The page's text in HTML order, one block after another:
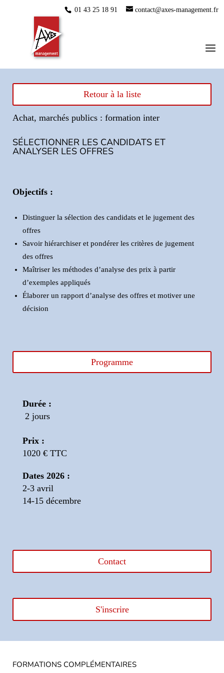
01 43 25 18 91 contact@axes-management.fr
Retour à la liste
Achat, marchés publics : formation inter
SÉLECTIONNER LES CANDIDATS ET
ANALYSER LES OFFRES
Objectifs :
Distinguer la sélection des candidats et le jugement des
offres
Savoir hiérarchiser et pondérer les critères de jugement
des offres
Maîtriser les méthodes d’analyse des prix à partir
d’exemples appliqués
Élaborer un rapport d’analyse des offres et motiver une
décision
Programme
Durée :
2 jours
Prix :
1020 € TTC
Dates 2026 :
2-3 avril
14-15 décembre
Contact
S'inscrire
FORMATIONS COMPLÉMENTAIRES